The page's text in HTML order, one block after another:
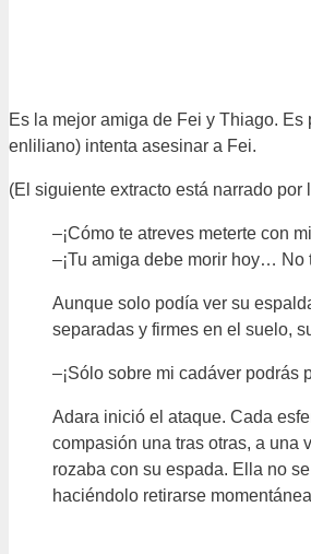
Es la mejor amiga de Fei y Thiago.
enliliano) intenta asesinar a Fei.
(El siguiente extracto está narrado por
–¡Cómo te atreves meterte con
–¡Tu amiga debe morir hoy… No
Aunque solo podía ver su
separadas y firmes en el suelo,
–¡Sólo sobre mi cadáver
Adara inició el ataque. Cada
compasión una tras otras, a una
rozaba con su espada. Ella no
haciéndolo retirarse